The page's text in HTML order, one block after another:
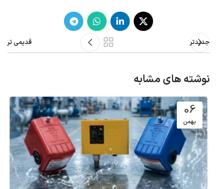
جدیدتر قدیمی تر
نوشته های مشابه
06
بهمن